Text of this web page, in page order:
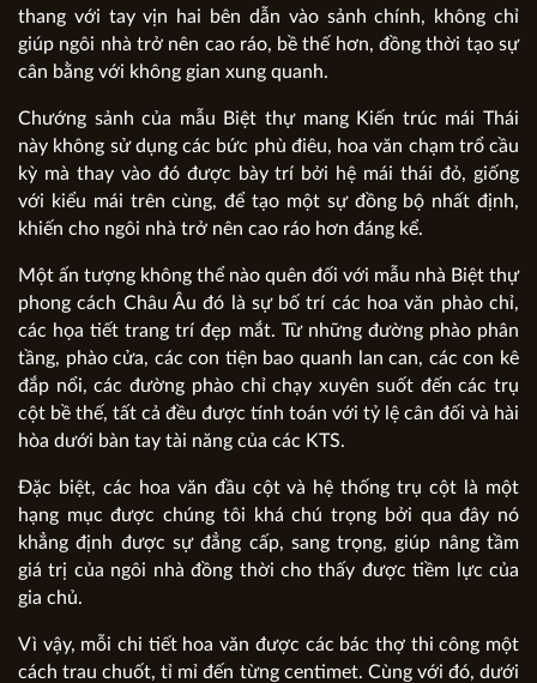
thang với tay vịn hai bên dẫn vào sảnh chính, không chỉ
giúp ngôi nhà trở nên cao ráo, bề thế hơn, đồng thời tạo sự
cân bằng với không gian xung quanh.
Chướng sảnh của mẫu Biệt thự mang Kiến trúc mái Thái
này không sử dụng các bức phù điêu, hoa văn chạm trổ cầu
kỳ mà thay vào đó được bày trí bởi hệ mái thái đỏ, giống
với kiểu mái trên cùng, để tạo một sự đồng bộ nhất định,
khiến cho ngôi nhà trở nên cao ráo hơn đáng kể.
Một ấn tượng không thể nào quên đối với mẫu nhà Biệt thự
phong cách Châu Âu đó là sự bố trí các hoa văn phào chỉ,
các họa tiết trang trí đẹp mắt. Từ những đường phào phân
tầng, phào cửa, các con tiện bao quanh lan can, các con kê
đắp nổi, các đường phào chỉ chạy xuyên suốt đến các trụ
cột bề thế, tất cả đều được tính toán với tỷ lệ cân đối và hài
hòa dưới bàn tay tài năng của các KTS.
Đặc biệt, các hoa văn đầu cột và hệ thống trụ cột là một
hạng mục được chúng tôi khá chú trọng bởi qua đây nó
khẳng định được sự đẳng cấp, sang trọng, giúp nâng tầm
giá trị của ngôi nhà đồng thời cho thấy được tiềm lực của
gia chủ.
Vì vậy, mỗi chi tiết hoa văn được các bác thợ thi công một
cách trau chuốt, tỉ mỉ đến từng centimet. Cùng với đó, dưới